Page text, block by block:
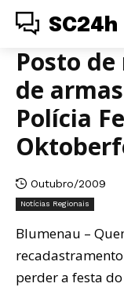
SC24h
Posto
de
Polícia
Outubro/2009
Notícias Regionais
Blumenau –
perder a festa